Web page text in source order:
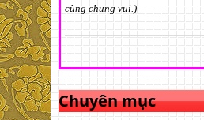
cùng chung vui.)
Chuyên mục